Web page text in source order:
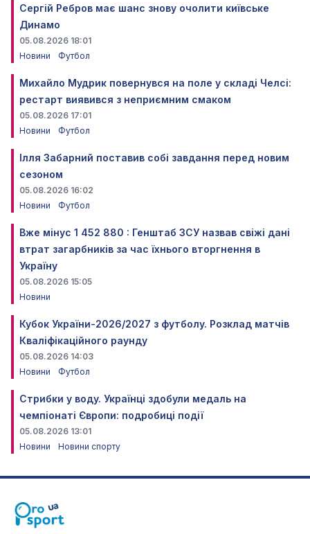
Сергій Ребров має шанс знову очолити київське
Динамо
05.08.2026 18:01
Новини
Футбол
Михайло Мудрик повернувся на поле у складі Челсі:
рестарт виявився з неприємним смаком
05.08.2026 17:01
Новини
Футбол
Ілля Забарний поставив собі завдання перед новим
сезоном
05.08.2026 16:02
Новини
Футбол
Вже мінус 1 452 880 : Генштаб ЗСУ назвав свіжі дані
втрат загарбників за час їхнього вторгнення в
Україну
05.08.2026 15:05
Новини
Кубок України-2026/2027 з футболу. Розклад матчів
Кваліфікаційного раунду
05.08.2026 14:03
Новини
Футбол
Стрибки у воду. Українці здобули медаль на
чемпіонаті Європи: подробиці події
05.08.2026 13:01
Новини
Новини спорту